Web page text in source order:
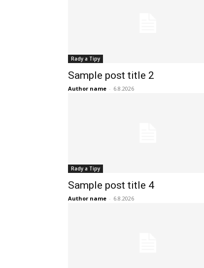
Rady a Tipy
Sample post title 2
Author name - 6.8.2026
Rady a Tipy
Sample post title 4
Author name - 6.8.2026